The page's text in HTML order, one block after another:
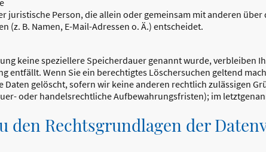
juristische Person, die allein oder gemeinsam mit anderen über
(z. B. Namen, E-Mail-Adressen o. Ä.) entscheidet.
keine speziellere Speicherdauer genannt wurde, verbleiben
entfällt. Wenn Sie ein berechtigtes Löschersuchen geltend
gelöscht, sofern wir keine anderen rechtlich zulässigen
oder handelsrechtliche Aufbewahrungsfristen); im
den Rechtsgrundlagen der